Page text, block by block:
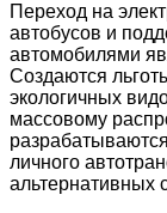
Переход на
автобусов и
автомобилями
Создаются
экологичных
массовому
личного
альтернативных